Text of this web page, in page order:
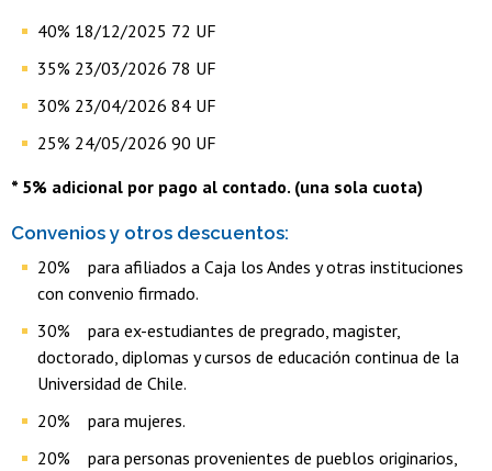
40% 18/12/2025 72 UF
35% 23/03/2026 78 UF
30% 23/04/2026 84 UF
25% 24/05/2026 90 UF
* 5% adicional por pago al contado. (una sola cuota)
Convenios y otros descuentos:
20% para afiliados a Caja los Andes y otras instituciones
con convenio firmado.
30% para ex-estudiantes de pregrado, magister,
doctorado, diplomas y cursos de educación continua de la
Universidad de Chile.
20% para mujeres.
20% para personas provenientes de pueblos originarios,